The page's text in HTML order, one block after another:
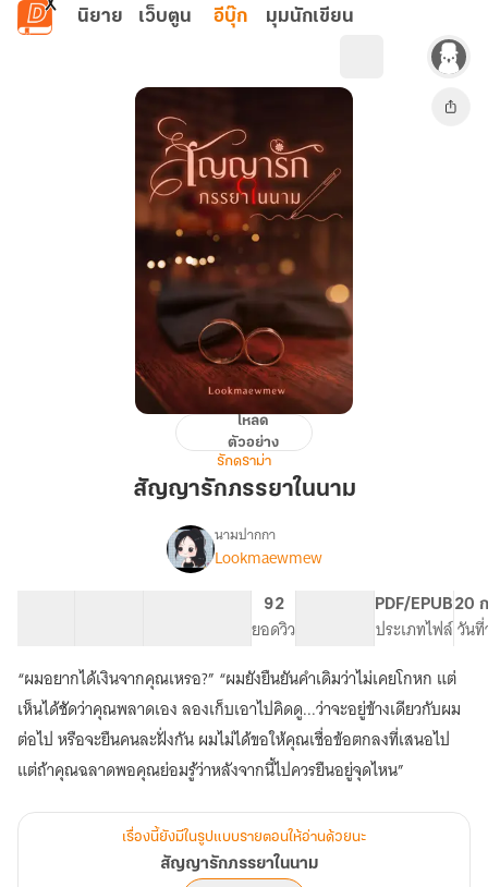
ข้ามไปยังเนื้อหาหลัก
นิยาย เว็บตูน อีบุ๊ก มุมนักเขียน
สัญญา
ภรรยา
โหลด
ตัวอย่าง
รักดราม่า
สัญญารักภรรยาในนาม
เรื่อง
รัก
ภรรยา
ใน
นาม
นามปากกา
Lookmaewmew
92
ยอดวิว
PDF/EPUB
ประเภทไฟล์
20
วันที่
“ผมอยากได้เงินจากคุณเหรอ?” “ผมยังยืนยันคำเดิมว่าไม่เคยโกหก แต่
เห็นได้ชัดว่าคุณพลาดเอง ลองเก็บเอาไปคิดดู...ว่าจะอยู่ข้างเดียวกับผม
ต่อไป หรือจะยืนคนละฝั่งกัน ผมไม่ได้ขอให้คุณเชื่อข้อตกลงที่เสนอไป
แต่ถ้าคุณฉลาดพอคุณย่อมรู้ว่าหลังจากนี้ไปควรยืนอยู่จุดไหน”
เรื่องนี้ยังมีในรูปแบบรายตอนให้อ่านด้วยนะ
สัญญารักภรรยาในนาม